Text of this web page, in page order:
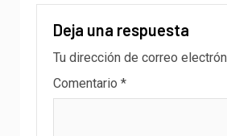
Deja una respuesta
Tu dirección de correo
Comentario *